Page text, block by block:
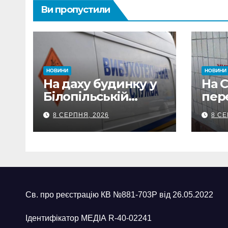
Ви пропустили
НОВИНИ
На даху будинку у
Білопільській
громаді знайшли
120-мм міну
8 СЕРПНЯ, 2026
НОВИНИ
На
8
Св. про реєстрацію КВ №881-703Р від 26.05.2022
Ідентифікатор МЕДІА R-40-02241